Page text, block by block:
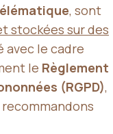
, sont
stockées sur des
avec le cadre
le Règlement
(RGPD),
recommandons